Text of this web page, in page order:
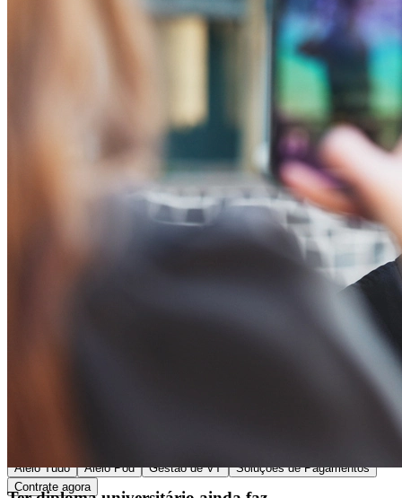
Política de Privacidade
Alelo Tudo Alelo Pod Gestão de VT
Soluções de Pagamentos
Contrate agora